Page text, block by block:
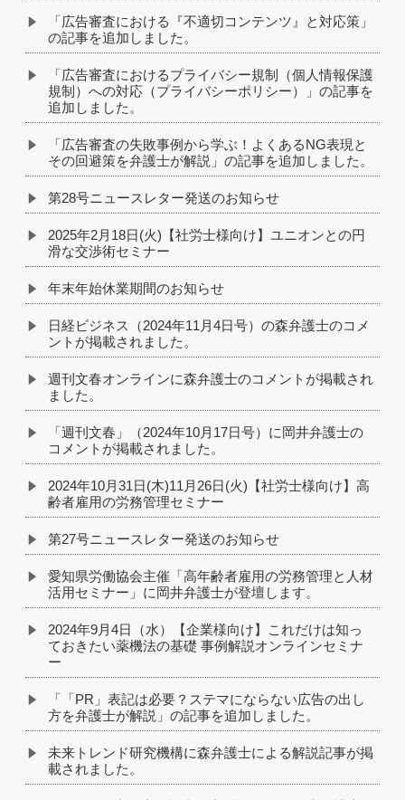
「広告審査における『不適切コンテンツ』と対応策」
の記事を追加しました。
「広告審査におけるプライバシー規制（個人情報保護
規制）への対応（プライバシーポリシー）」の記事を
追加しました。
「広告審査の失敗事例から学ぶ！よくあるNG表現と
その回避策を弁護士が解説」の記事を追加しました。
第28号ニュースレター発送のお知らせ
2025年2月18日(火)【社労士様向け】ユニオンとの円
滑な交渉術セミナー
年末年始休業期間のお知らせ
日経ビジネス（2024年11月4日号）の森弁護士のコメ
ントが掲載されました。
週刊文春オンラインに森弁護士のコメントが掲載され
ました。
「週刊文春」（2024年10月17日号）に岡井弁護士の
コメントが掲載されました。
2024年10月31日(木)11月26日(火)【社労士様向け】高
齢者雇用の労務管理セミナー
第27号ニュースレター発送のお知らせ
愛知県労働協会主催「高年齢者雇用の労務管理と人材
活用セミナー」に岡井弁護士が登壇します。
2024年9月4日（水）【企業様向け】これだけは知っ
ておきたい薬機法の基礎 事例解説オンラインセミナ
ー
「「PR」表記は必要？ステマにならない広告の出し
方を弁護士が解説」の記事を追加しました。
未来トレンド研究機構に森弁護士による解説記事が掲
載されました。